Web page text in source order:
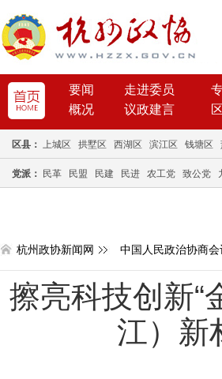
要闻 走进委员
概况
议政建言
区县： 上城区 拱墅区 西湖区 滨江区 钱塘区
党派： 民革 民盟 民建 民进 农工党 致公党
杭州政协新闻网 中国人民政治协商
擦亮科技创新“
江）新